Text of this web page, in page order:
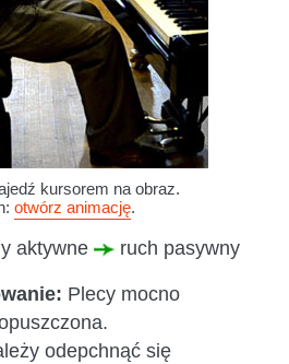
kursorem na obraz.
otwórz animację.
aktywne ruch pasywny
Plecy mocno
odepchnąć się